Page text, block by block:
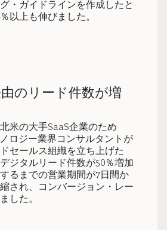
・ガイドラインを作成したと
以上も伸びました。
のリード件数が増
北米の大手SaaS企業のため
ロジー業界コンサルタントが
セールス組織を立ち上げた
ジタルリード件数が50％増加
るまでの営業期間が7日間か
され、コンバージョン・レー
した。